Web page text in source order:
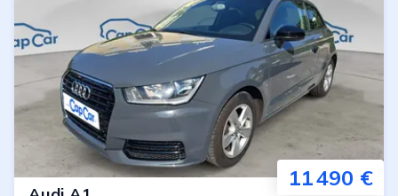
11 490 €